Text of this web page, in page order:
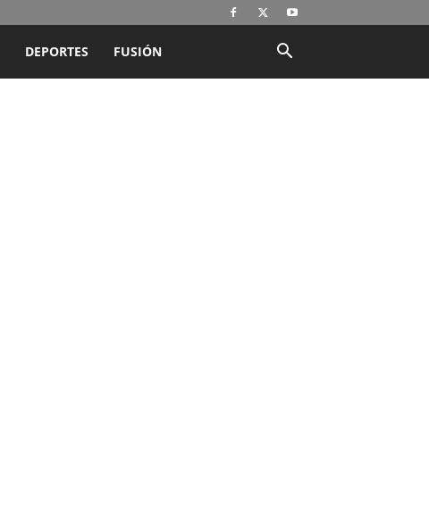
DEPORTES FUSIÓN